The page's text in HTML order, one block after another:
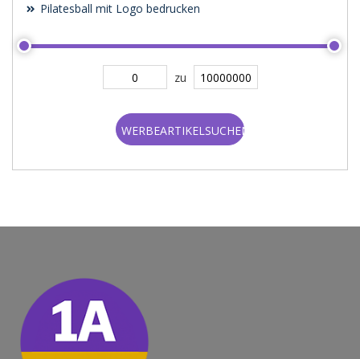
Pilatesball mit Logo bedrucken
zu
WERBEARTIKELSUCHEN